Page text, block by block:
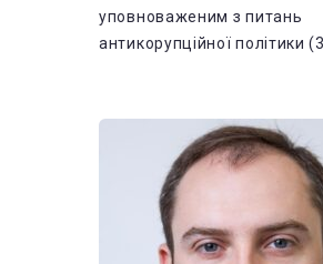
уповноваженим з питань
антикорупційної політики